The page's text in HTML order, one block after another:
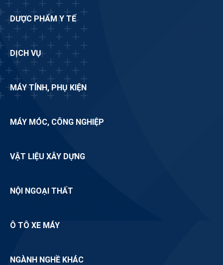
DƯỢC PHẨM Y TẾ
DỊCH VỤ
MÁY TÍNH, PHỤ KIỆN
MÁY MÓC, CÔNG NGHIỆP
VẬT LIỆU XÂY DỰNG
NỘI NGOẠI THẤT
Ô TÔ XE MÁY
NGÀNH NGHỀ KHÁC